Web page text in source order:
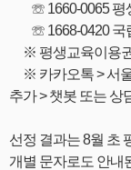
☏ 1660-0065 평
☏ 1668-0420 국
※ 평생교육이용권
※ 카카오톡 > 서울
추가 > 챗봇 또는 상
선정 결과는 8월 초
개별 문자로도 안내